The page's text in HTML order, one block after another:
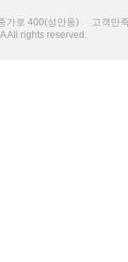
가로 400(성안동)
고객만
All rights reserved.